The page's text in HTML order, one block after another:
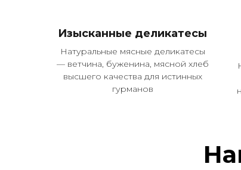
Изысканные деликатесы
Натуральные мясные деликатесы
— ветчина, буженина, мясной хлеб
высшего качества для истинных
гурманов